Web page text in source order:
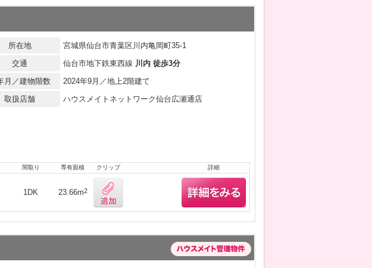
所在地
宮城県仙台市青葉区川内亀岡町35-1
交通
仙台市地下鉄東西線 川内 徒歩3分
月／建物階数
2024年9月／地上2階建て
取扱店舗
ハウスメイトネットワーク仙台広瀬通店
間取り 専有面積 クリップ 詳細
1DK 23.66m2